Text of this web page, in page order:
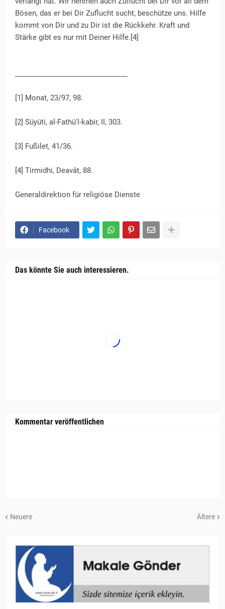
Bösen, das er bei Dir Zuflucht sucht, beschütze uns. Hilfe
kommt von Dir und zu Dir ist die Rückkehr. Kraft und
Stärke gibt es nur mit Deiner Hilfe.[4]
[1] Monat, 23/97, 98.
[2] Süyüti, al-Fathü'l-kabir, II, 303.
[3] Fußilet, 41/36.
[4] Tirmidhi, Deavât, 88.
Generaldirektion für religiöse Dienste
Facebook
Das könnte Sie auch interessieren.
Kommentar veröffentlichen
Neuere Ältere